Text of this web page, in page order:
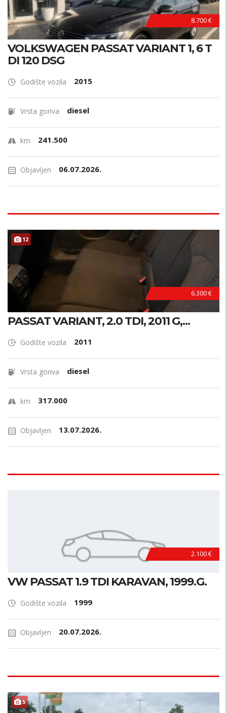
8.700 €
VOLKSWAGEN PASSAT VARIANT 1, 6 T
DI 120 DSG
Godište vozila 2015
Vrsta goriva diesel
km 241.500
Objavljen 06.07.2026.
12
6.300 €
PASSAT VARIANT, 2.0 TDI, 2011 G,...
Godište vozila 2011
Vrsta goriva diesel
km 317.000
Objavljen 13.07.2026.
2.100 €
VW PASSAT 1.9 TDI KARAVAN, 1999.G.
Godište vozila 1999
Objavljen 20.07.2026.
5